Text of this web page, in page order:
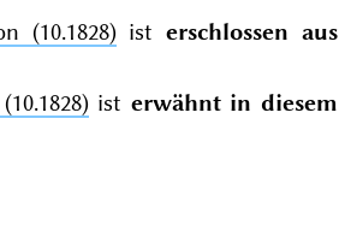
(10.1828)isterschlossen aus
ist erwähnt in diesem